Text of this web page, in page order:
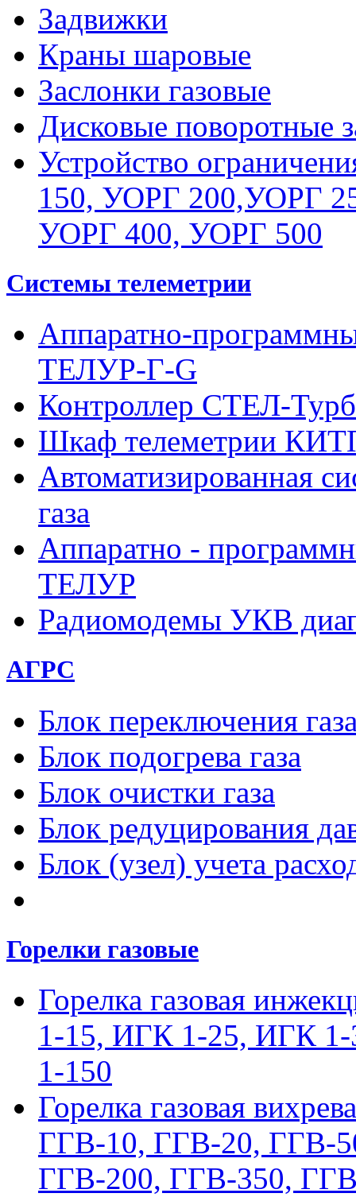
Задвижки
Краны шаровые
Заслонки газовые
Дисковые поворотные
Устройство
150, УОРГ 200,УОРГ
УОРГ 400, УОРГ 500
Системы телеметрии
Аппаратно-
ТЕЛУР-Г-G
Контроллер СТЕЛ-
Шкаф телеметрии
Автоматизированная
газа
Аппаратно -
ТЕЛУР
Радиомодемы УКВ
АГРС
Блок переключения
Блок подогрева газа
Блок очистки газа
Блок редуцирования
Блок (узел) учета
Горелки газовые
Горелка газовая
1-15, ИГК 1-25, ИГК
1-150
Горелка газовая
ГГВ-10, ГГВ-20, ГГВ-
ГГВ-200, ГГВ-350,